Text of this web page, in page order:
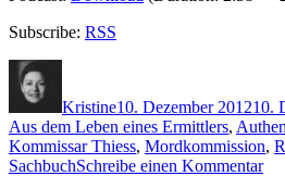
Subscribe: RSS
Kristine10. Dezember 201210.
Aus dem Leben eines Ermittlers,
Kommissar Thiess, Mordkommission,
SachbuchSchreibe einen Kommentarzu